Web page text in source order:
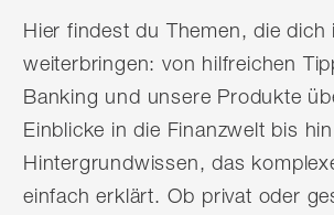
Hier findest du Themen, die dich
weiterbringen: von hilfreichen
Banking und unsere Produkte
Einblicke in die Finanzwelt bis
Hintergrundwissen, das
einfach erklärt. Ob privat oder